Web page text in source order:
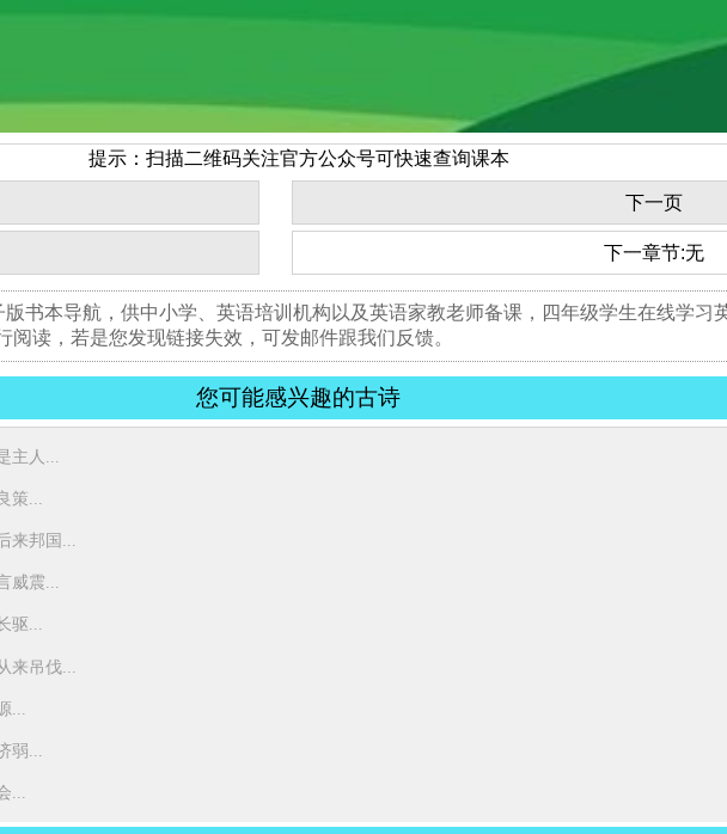
提示：扫描二维码关注官方公众号可快速查询课本
下一页
下一章节:无
书本导航，供中小学、英语培训机构以及英语家教老师备课，四年级学生在线学习
读，若是您发现链接失效，可发邮件跟我们反馈。
您可能感兴趣的古诗
主人...
策...
来邦国...
威震...
驱...
来吊伐...
...
弱...
...